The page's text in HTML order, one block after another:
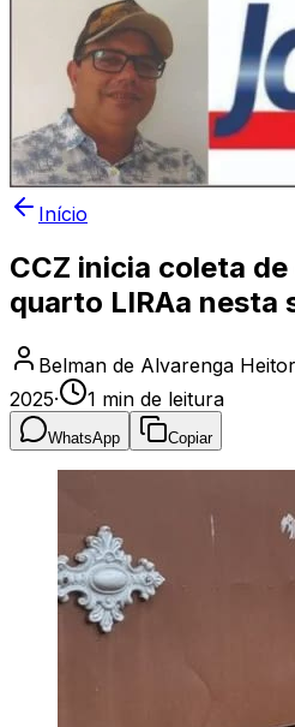
Início
CCZ inicia coleta
quarto LIRAa nesta
Belman de Alvarenga Heitor
2025· 1 min de leitura
WhatsApp Copiar